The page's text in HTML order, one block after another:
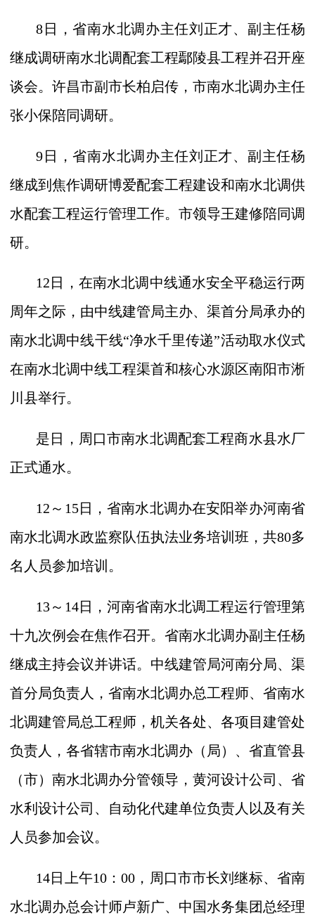
8 日，省南水北调办主任刘正才、副主任杨
继成调研南水北调配套工程鄢陵县工程并召开座
谈会。许昌市副市长柏启传，市南水北调办主任
张小保陪同调研。
9 日，省南水北调办主任刘正才、副主任杨
继成到焦作调研博爱配套工程建设和南水北调供
水配套工程运行管理工作。市领导王建修陪同调
研。
12 日，在南水北调中线通水安全平稳运行两
周年之际，由中线建管局主办、渠首分局承办的
南水北调中线干线“净水千里传递”活动取水仪式
在南水北调中线工程渠首和核心水源区南阳市淅
川县举行。
是日，周口市南水北调配套工程商水县水厂
正式通水。
12 ～ 15日，省南水北调办在安阳举办河南省
南水北调水政监察队伍执法业务培训班，共80多
名人员参加培训。
13～ 14日，河南省南水北调工程运行管理第
十九次例会在焦作召开。省南水北调办副主任杨
继成主持会议并讲话。中线建管局河南分局、渠
首分局负责人，省南水北调办总工程师、省南水
北调建管局总工程师，机关各处、各项目建管处
负责人，各省辖市南水北调办（局）、省直管县
（市）南水北调办分管领导，黄河设计公司、省
水利设计公司、自动化代建单位负责人以及有关
人员参加会议。
14日上午10：00 ，周口市市长刘继标、省南
水北调办总会计师卢新广、中国水务集团总经理